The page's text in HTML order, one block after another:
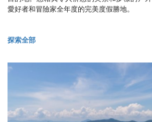
愛好者和冒險家全年度的完美度假勝地。
探索全部